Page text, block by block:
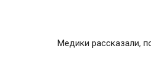
Медики рассказали,